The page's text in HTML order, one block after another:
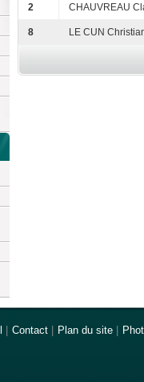
2 CHAUVREAU
8 LE CUN
Contact Plan du site